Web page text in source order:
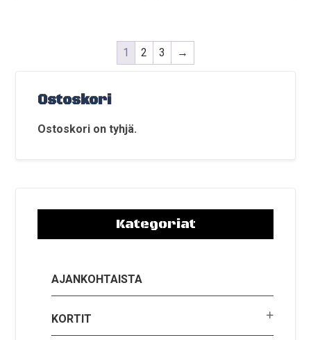
1 2 3 →
Ostoskori
Ostoskori on tyhjä.
Kategoriat
AJANKOHTAISTA
KORTIT